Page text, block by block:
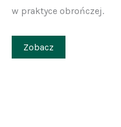
w praktyce obrończej.
Zobacz